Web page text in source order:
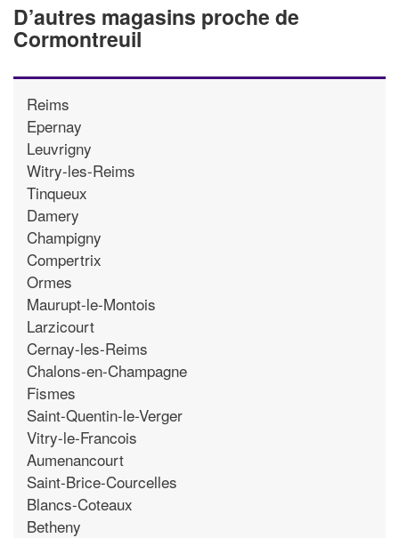
D’autres magasins proche de
Cormontreuil
Reims
Epernay
Leuvrigny
Witry-les-Reims
Tinqueux
Damery
Champigny
Compertrix
Ormes
Maurupt-le-Montois
Larzicourt
Cernay-les-Reims
Chalons-en-Champagne
Fismes
Saint-Quentin-le-Verger
Vitry-le-Francois
Aumenancourt
Saint-Brice-Courcelles
Blancs-Coteaux
Betheny